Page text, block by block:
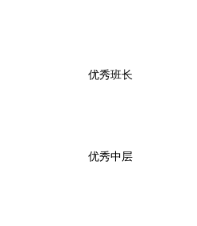
优秀班长
优秀中层